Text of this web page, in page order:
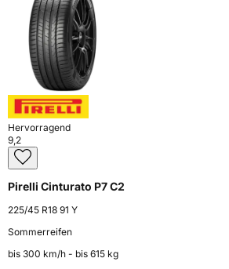
Hervorragend
9,2
Pirelli Cinturato P7 C2
225/45 R18 91 Y
Sommerreifen
bis 300 km⁠/⁠h - bis 615 kg